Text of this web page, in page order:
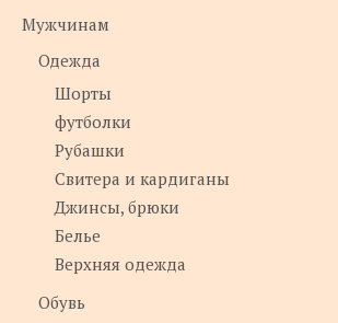
Мужчинам
Одежда
Шорты
футболки
Рубашки
Свитера и кардиганы
Джинсы, брюки
Белье
Верхняя одежда
Обувь